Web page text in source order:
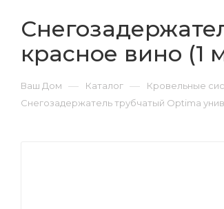
красное вино (1
Ваш Дом — Каталог — Кровельные
Снегозадержатель трубчатый Optima